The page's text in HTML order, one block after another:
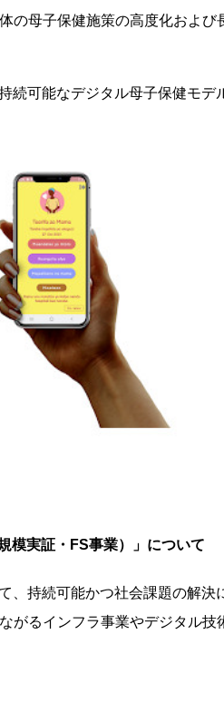
の母子保健施策の高度化および
続可能なデジタル母子保健モデ
模実証・FS事業）」について
、持続可能かつ社会課題の解決
がるインフラ事業やデジタル技